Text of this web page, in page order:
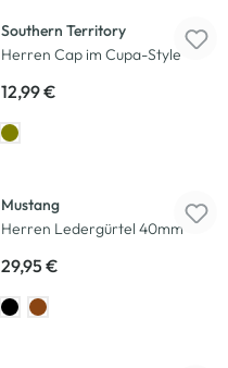
Southern Territory
Herren Cap im Cupa-Style
12,99 €
Mustang
Herren Ledergürtel 40mm
29,95 €